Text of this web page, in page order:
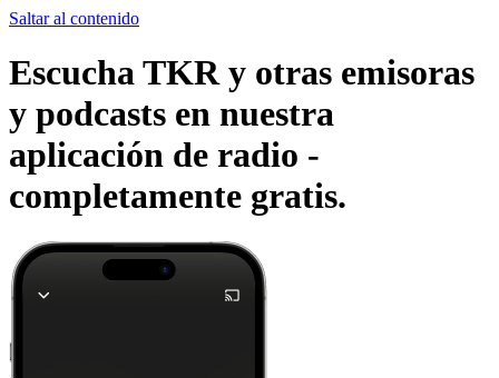
Saltar al contenido
Escucha TKR y otras emisoras
y podcasts en nuestra
aplicación de radio -
completamente gratis.